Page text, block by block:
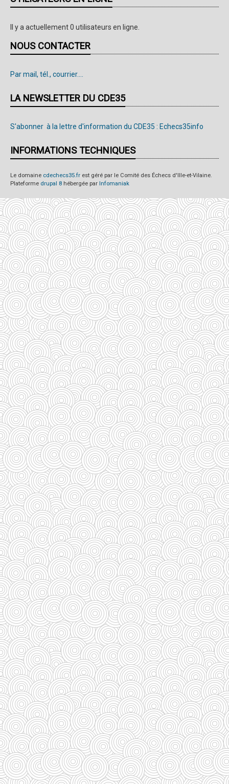
Il y a actuellement 0 utilisateurs en ligne.
NOUS CONTACTER
Par mail, tél., courrier....
LA NEWSLETTER DU CDE35
S'abonner à la lettre d'information du CDE35 : Echecs35info
INFORMATIONS TECHNIQUES
Le domaine cdechecs35.fr est géré par le Comité des Échecs d'Ille-et-Vilaine.
Plateforme drupal 8 hébergée par Infomaniak